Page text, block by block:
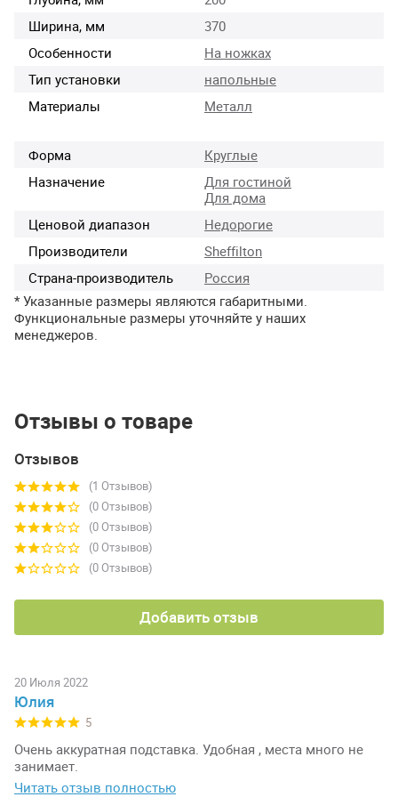
Ширина, мм
370
Особенности
На ножках
Тип установки
напольные
Материалы
Металл
Форма
Круглые
Назначение
Для гостиной
Для дома
Ценовой диапазон
Недорогие
Производители
Sheffilton
Страна-производитель
Россия
* Указанные размеры являются габаритными.
Функциональные размеры уточняйте у наших
менеджеров.
Отзывы о товаре
Отзывов
(1 Отзывов)
(0 Отзывов)
(0 Отзывов)
(0 Отзывов)
(0 Отзывов)
Добавить отзыв
20 Июля 2022
Юлия
5
Очень аккуратная подставка. Удобная , места много не
занимает.
Читать отзыв полностью